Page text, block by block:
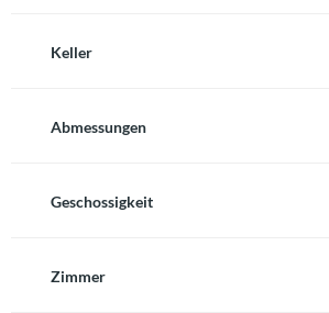
Keller
Abmessungen
Geschossigkeit
Zimmer